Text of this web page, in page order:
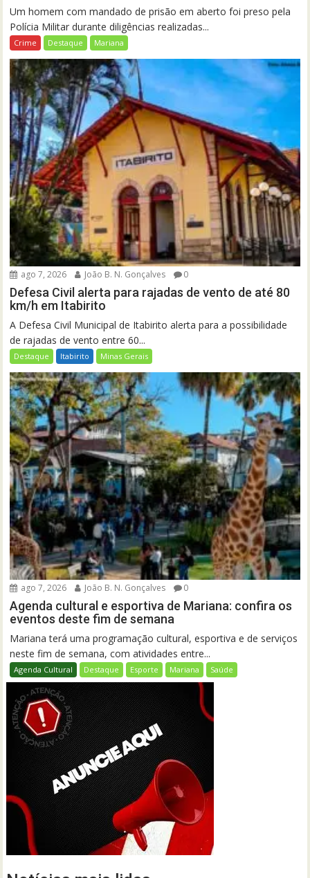
Um homem com mandado de prisão em aberto foi preso pela
Polícia Militar durante diligências realizadas...
Crime Destaque Mariana
ago 7, 2026 João B. N. Gonçalves 0
Defesa Civil alerta para rajadas de vento de até 80
km/h em Itabirito
A Defesa Civil Municipal de Itabirito alerta para a possibilidade
de rajadas de vento entre 60...
Destaque Itabirito Minas Gerais
ago 7, 2026 João B. N. Gonçalves 0
Agenda cultural e esportiva de Mariana: confira os
eventos deste fim de semana
Mariana terá uma programação cultural, esportiva e de serviços
neste fim de semana, com atividades entre...
Agenda Cultural Destaque Esporte Mariana Saúde